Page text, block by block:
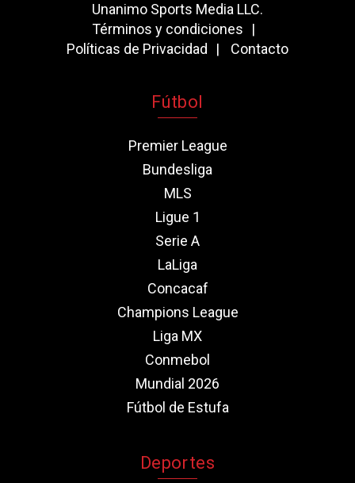
Unanimo Sports Media LLC.
Términos y condiciones
Políticas de Privacidad
Contacto
Fútbol
Premier League
Bundesliga
MLS
Ligue 1
Serie A
LaLiga
Concacaf
Champions League
Liga MX
Conmebol
Mundial 2026
Fútbol de Estufa
Deportes